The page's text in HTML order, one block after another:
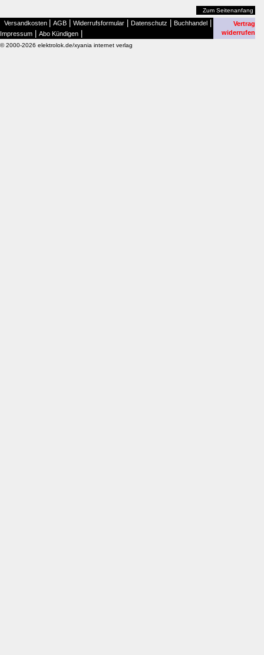
Zum Seitenanfang
Versandkosten AGB Widerrufsformular Datenschutz Buchhandel
Impressum Abo Kündigen
Vertrag
widerrufen
© 2000-2026 elektrolok.de/xyania internet verlag